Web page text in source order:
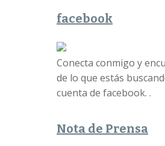
facebook
Conecta conmigo y
de lo que estás
cuenta de facebook. .
Nota de Prensa